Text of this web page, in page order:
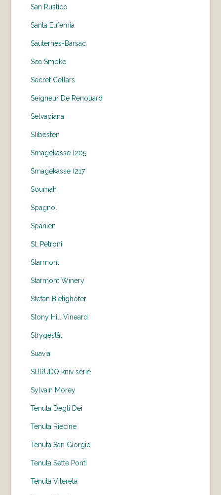
San Rustico
Santa Eufemia
Sauternes-Barsac
Sea Smoke
Secret Cellars
Seigneur De Renouard
Selvapiana
Slibesten
Smagekasse (205
Smagekasse (217
Soumah
Spagnol
Spanien
St. Petroni
Starmont
Starmont Winery
Stefan Bietighöfer
Stony Hill Vineard
Strygestål
Suavia
SURUDO kniv serie
Sylvain Morey
Tenuta Degli Dei
Tenuta Riecine
Tenuta San Giorgio
Tenuta Sette Ponti
Tenuta Vitereta